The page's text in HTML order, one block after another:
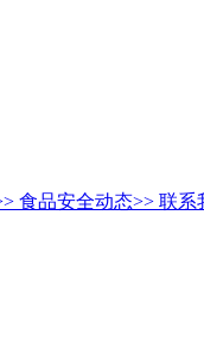
食品安全动态>> 联系